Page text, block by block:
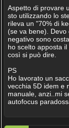
Aspetto di provare
sto utilizzando lo
rileva un "70% di
(se va bene).
negativo sono
ho scelto apposta
così si può dire.
PS
Ho lavorato un
vecchia 5D idem e
manuale, anzi..mi
autofocus